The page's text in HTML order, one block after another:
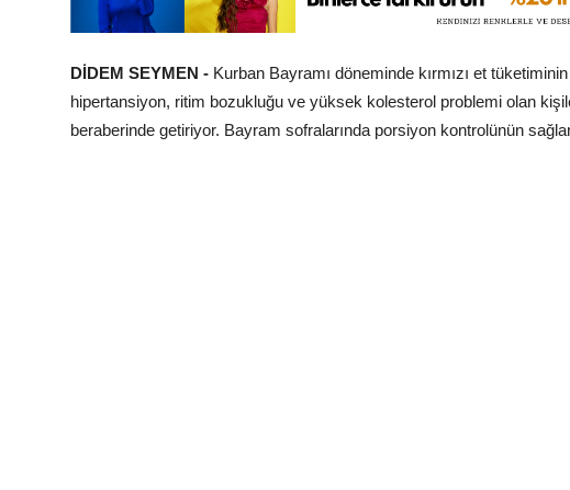
DİDEM SEYMEN - Kurban Bayramı döneminde kırmızı et
hipertansiyon, ritim bozukluğu ve yüksek kolesterol problemi olan
beraberinde getiriyor. Bayram sofralarında porsiyon kontrolünün